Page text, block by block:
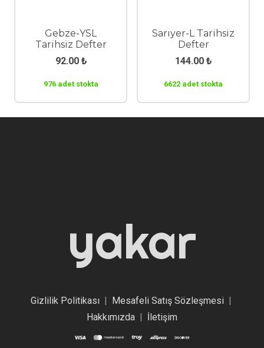
Gebze-YSL
Tarihsiz Defter
92.00 ₺
976 adet stokta
Sarıyer-L Tarihsiz
Defter
144.00 ₺
6622 adet stokta
yakar
Gizlilik Politikası| Mesafeli Satış Sözleşmesi|
Hakkımızda | İletişim